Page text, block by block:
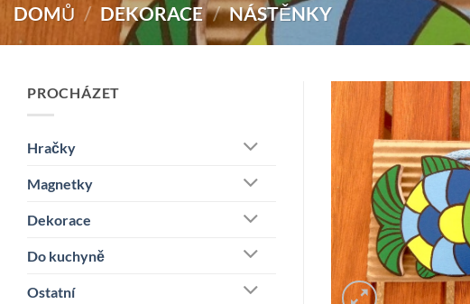
DOMŮ / DEKORACE / NÁSTĚNKY
PROCHÁZET
Hračky
Magnetky
Dekorace
Do kuchyně
Ostatní